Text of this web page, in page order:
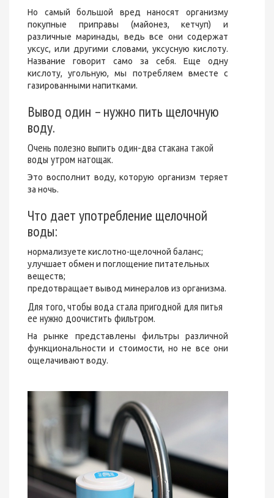
Но самый большой вред наносят организму
покупные приправы (майонез, кетчуп) и
различные маринады, ведь все они содержат
уксус, или другими словами, уксусную кислоту.
Название говорит само за себя. Еще одну
кислоту, угольную, мы потребляем вместе с
газированными напитками.
Вывод один – нужно пить щелочную
воду.
Очень полезно выпить один-два стакана такой
воды утром натощак.
Это восполнит воду, которую организм теряет
за ночь.
Что дает употребление щелочной
воды:
нормализуете кислотно-щелочной баланс;
улучшает обмен и поглощение питательных
веществ;
предотвращает вывод минералов из организма.
Для того, чтобы вода стала пригодной для питья
ее нужно доочистить фильтром.
На рынке представлены фильтры различной
функциональности и стоимости, но не все они
ощелачивают воду.